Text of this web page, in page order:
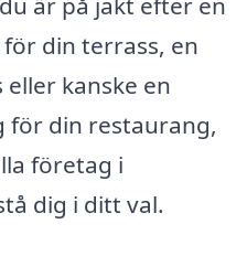
din terrass, en
kanske en
för din restaurang,
företag i
dig i ditt val.